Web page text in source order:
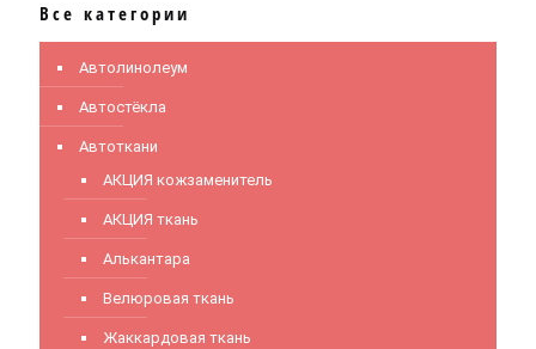
Все категории
Автолинолеум
Автостёкла
Автоткани
АКЦИЯ кожзаменитель
АКЦИЯ ткань
Алькантара
Велюровая ткань
Жаккардовая ткань